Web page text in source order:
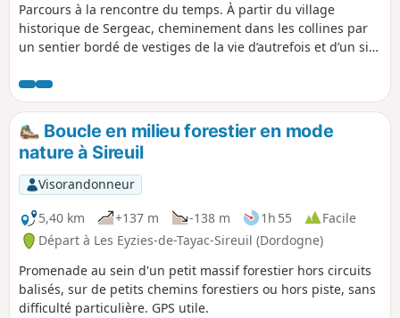
Parcours à la rencontre du temps. À partir du village
historique de Sergeac, cheminement dans les collines par
un sentier bordé de vestiges de la vie d’autrefois et d’un site
panoramique de la vallée.
Boucle en milieu forestier en mode
nature à Sireuil
Visorandonneur
5,40 km
+137 m -138 m 1h 55
Facile
Départ à Les Eyzies-de-Tayac-Sireuil (Dordogne)
Promenade au sein d'un petit massif forestier hors circuits
balisés, sur de petits chemins forestiers ou hors piste, sans
difficulté particulière. GPS utile.